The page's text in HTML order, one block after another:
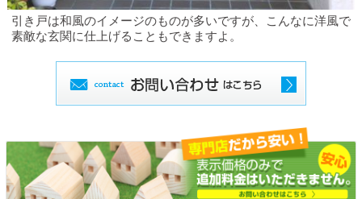
引き戸は和風のイメージのものが多いですが、こんなに洋風で
素敵な玄関に仕上げることもできますよ。